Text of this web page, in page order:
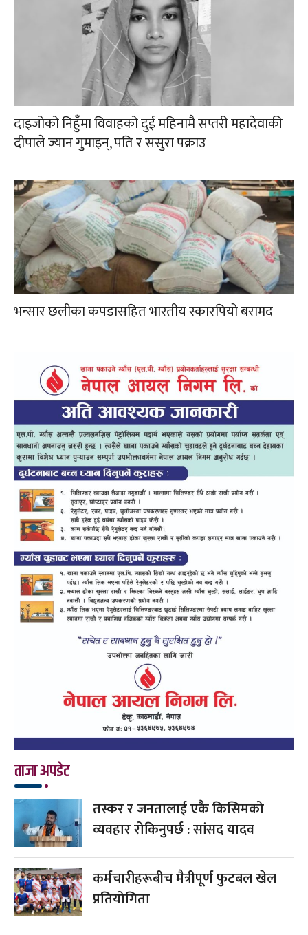
दाइजोको निहुँमा विवाहको दुई महिनामै सप्तरी महादेवाकी
दीपाले ज्यान गुमाइन्, पति र ससुरा पक्राउ
भन्सार छलीका कपडासहित भारतीय स्कारपियो बरामद
ताजा अपडेट
तस्कर र जनतालाई एकै किसिमको
व्यवहार रोकिनुपर्छ : सांसद यादव
कर्मचारीहरूबीच मैत्रीपूर्ण फुटबल खेल
प्रतियोगिता